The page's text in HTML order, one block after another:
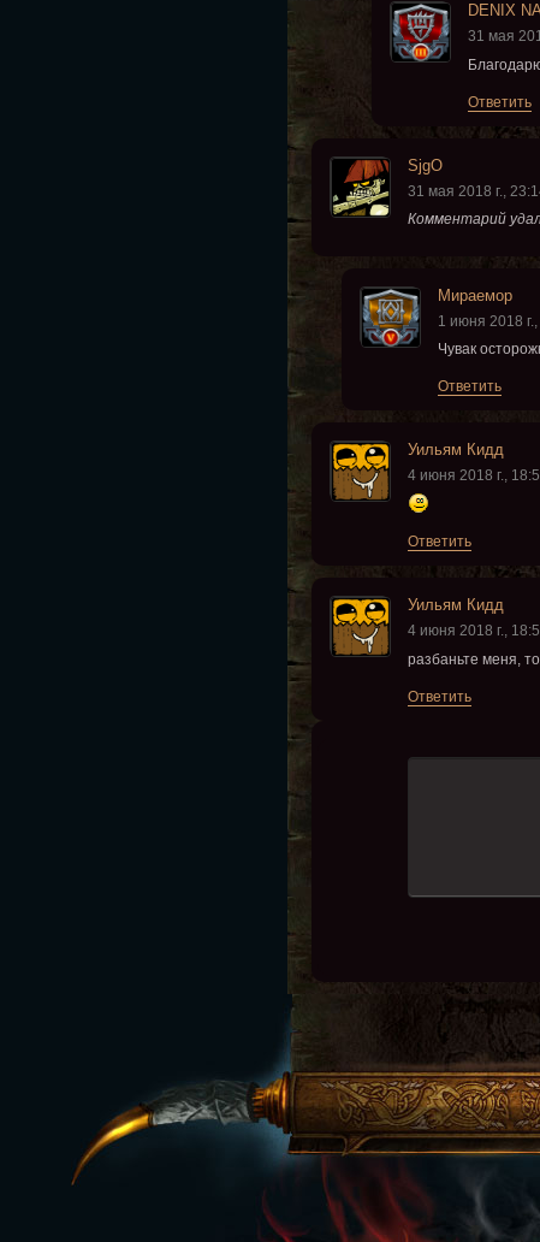
DENIХ
31 мая
Ответить
SjgO
31 мая 2018 г.,
Комментарий
Мираемор
1 июня 2018
Чувак
Ответить
Уильям Кидд
4 июня 2018 г.,
Ответить
Уильям Кидд
4 июня 2018 г.,
разбаньте меня,
Ответить